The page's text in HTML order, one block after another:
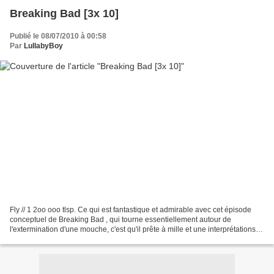
Breaking Bad [3x 10]
Publié le 08/07/2010 à 00:58
Par LullabyBoy
Fly // 1 2oo ooo tlsp. Ce qui est fantastique et admirable avec cet épisode
conceptuel de Breaking Bad , qui tourne essentiellement autour de
l'extermination d'une mouche, c'est qu'il prête à mille et une interprétations.